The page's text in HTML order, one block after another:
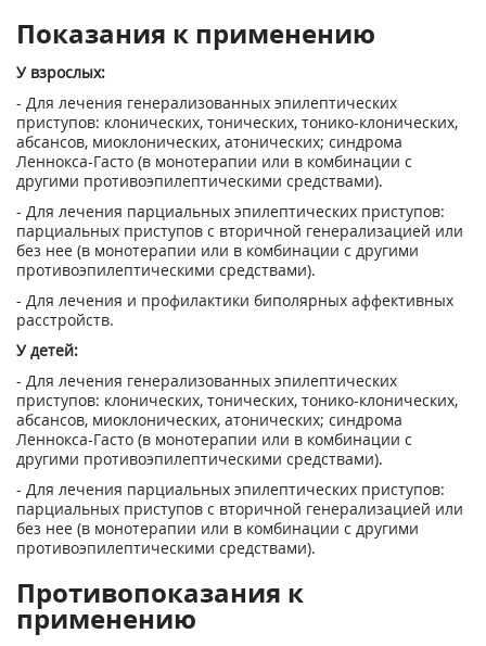
Показания к применению
У взрослых:
- Для лечения генерализованных эпилептических
приступов: клонических, тонических, тонико-клонических,
абсансов, миоклонических, атонических; синдрома
Леннокса-Гасто (в монотерапии или в комбинации с
другими противоэпилептическими средствами).
- Для лечения парциальных эпилептических приступов:
парциальных приступов с вторичной генерализацией или
без нее (в монотерапии или в комбинации с другими
противоэпилептическими средствами).
- Для лечения и профилактики биполярных аффективных
расстройств.
У детей:
- Для лечения генерализованных эпилептических
приступов: клонических, тонических, тонико-клонических,
абсансов, миоклонических, атонических; синдрома
Леннокса-Гасто (в монотерапии или в комбинации с
другими противоэпилептическими средствами).
- Для лечения парциальных эпилептических приступов:
парциальных приступов с вторичной генерализацией или
без нее (в монотерапии или в комбинации с другими
противоэпилептическими средствами).
Противопоказания к
применению